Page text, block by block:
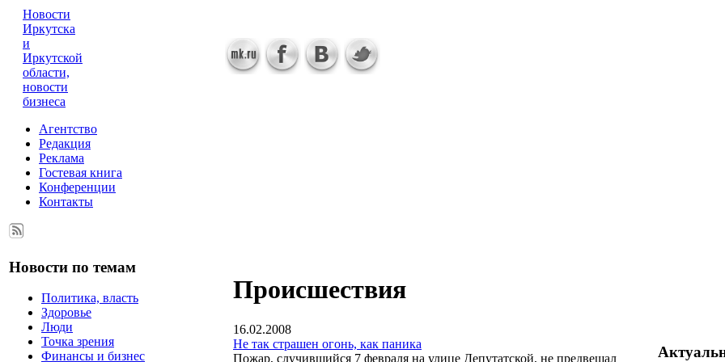
Новости
Иркутска
и
Иркутской
области,
новости
бизнеса
Агентство
Редакция
Реклама
Гостевая книга
Конференции
Контакты
Новости по темам
Политика, власть
Здоровье
Люди
Точка зрения
Финансы и бизнес
Происшествия
16.02.2008
Не так страшен огонь, как паника
Пожар, случившийся 7 февраля на улице Депутатской, не предвещал